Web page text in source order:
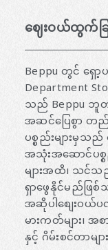
ဈေးဝယ်ထွက်ခြ
Beppu တွင် ရှေ
Department
သည် Beppu ဘူ
အဆင်ပြေစွာ
ပစ္စည်းများမှသ
အသုံးအဆောင်ပစ္စ
များအထိ၊ သ
ရှာဖွေနိုင်မည်ဖ
အဆိုပါစျေးဝယ်ပ
မားကတ်များ၊ အ
နှင့် ဂိမ်းစင်တာမ